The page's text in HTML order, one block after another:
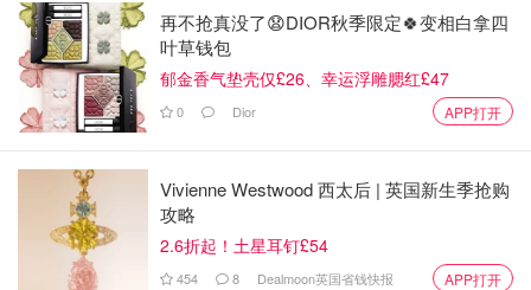
再不抢真没了😧DIOR秋季限定🍀变相白拿四
叶草钱包
郁金香气垫壳仅£26、幸运浮雕腮红£47
0 Dior APP打开
Vivienne Westwood 西太后 | 英国新生季抢购
攻略
2.6折起！土星耳钉£54
454 8 Dealmoon英国省钱快报 APP打开